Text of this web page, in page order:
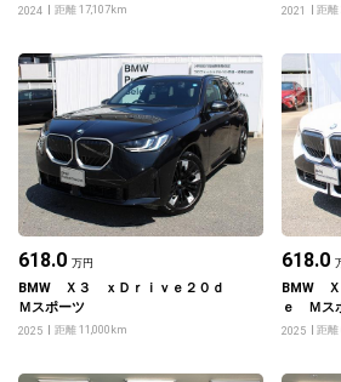
2024 距離 17,107km 2021 距離
618.0 万円
BMW Ｘ３ ｘＤｒｉｖｅ２０ｄ
Ｍスポーツ
2025 距離 11,000km
618.0
BMW
ｅ Ｍス
2025 距離